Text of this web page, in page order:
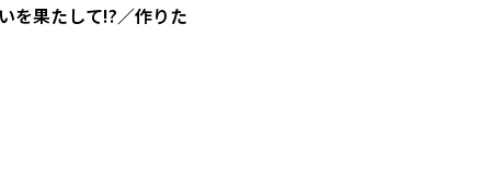
を果たして!?／作りた